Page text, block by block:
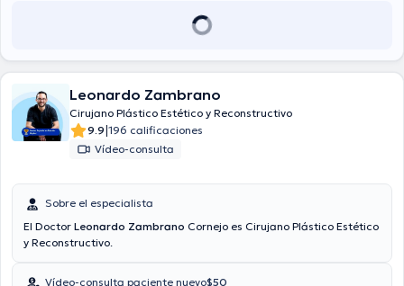
Leonardo Zambrano
Cirujano Plástico Estético y Reconstructivo
9.9|196 calificaciones
Vídeo-consulta
Sobre el especialista
El Doctor Leonardo Zambrano Cornejo es Cirujano Plástico Estético
y Reconstructivo.
Vídeo-consulta paciente nuevo$50